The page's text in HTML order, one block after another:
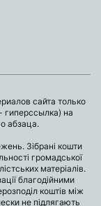
сайта только
гиперссылка) на
абзаца.
Зібрані кошти
громадської
матеріалів.
благодійними
коштів між
не підлягають